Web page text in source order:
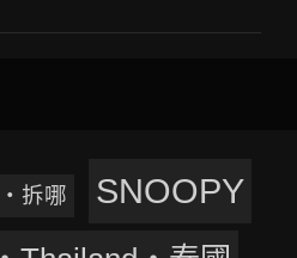
拆哪 SNOOPY